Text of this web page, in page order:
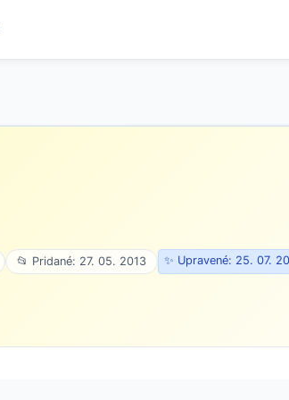
📂 Pridané: 27. 05. 2013 ✨ Upravené: 25. 07.